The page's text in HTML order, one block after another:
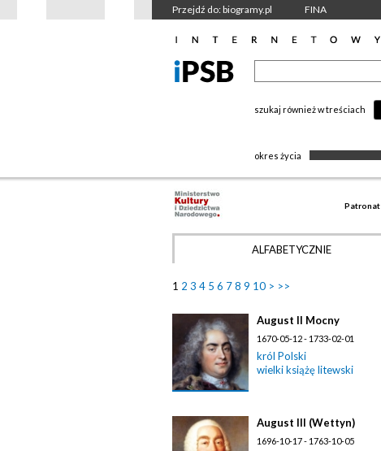
Przejdź do: biogramy.pl FINA
szukaj również w treściach
okres życia
Patronat
ALFABETYCZNIE
1 2 3 4 5 6 78 9 10 > >>
August II Mocny
1670-05-12 - 1733-02-01
król Polski
wielki książę litewski
August III (Wettyn)
1696-10-17 - 1763-10-05